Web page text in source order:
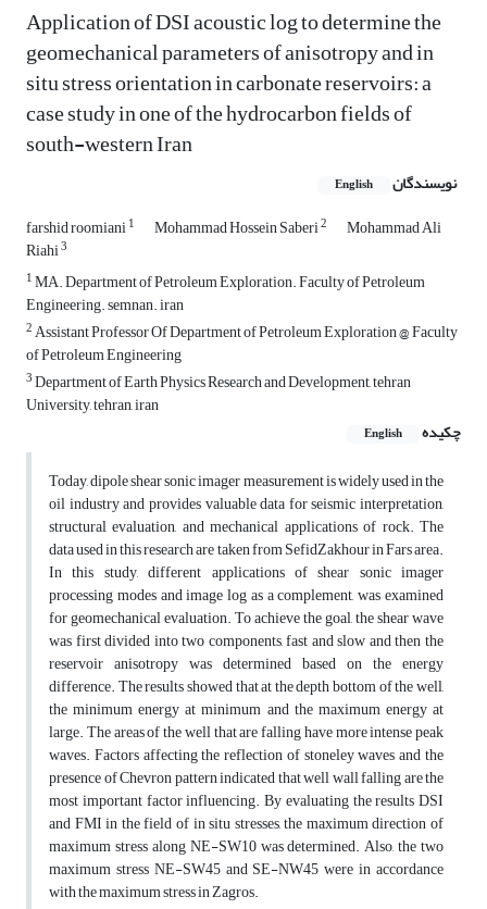
Application of DSI acoustic log to determine the
geomechanical parameters of anisotropy and in
situ stress orientation in carbonate reservoirs: a
case study in one of the hydrocarbon fields of
south-western Iran
نویسندگان English
farshid roomiani1 Mohammad Hossein Saberi2 Mohammad Ali
Riahi3
1MA. Department of Petroleum Exploration. Faculty of Petroleum
Engineering. semnan. iran
2Assistant Professor Of Department of Petroleum Exploration @ Faculty
of Petroleum Engineering
3Department of Earth Physics Research and Development, tehran
University, tehran, iran
چکیده
English
Today, dipole shear sonic imager measurement is widely used in the
oil industry and provides valuable data for seismic interpretation,
structural evaluation, and mechanical applications of rock. The
data used in this research are taken from SefidZakhour in Fars area.
In this study, different applications of shear sonic imager
processing modes and image log as a complement, was examined
for geomechanical evaluation. To achieve the goal, the shear wave
was first divided into two components, fast and slow and then the
reservoir anisotropy was determined based on the energy
difference. The results showed that at the depth bottom of the well,
the minimum energy at minimum and the maximum energy at
large. The areas of the well that are falling have more intense peak
waves. Factors affecting the reflection of stoneley waves and the
presence of Chevron pattern indicated that well wall falling are the
most important factor influencing. By evaluating the results DSI
and FMI in the field of in situ stresses, the maximum direction of
maximum stress along NE-SW10 was determined. Also, the two
maximum stress NE-SW45 and SE-NW45 were in accordance
with the maximum stress in Zagros.